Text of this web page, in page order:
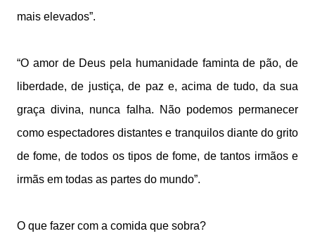
mais elevados”.
“O amor de Deus pela humanidade faminta de pão, de
liberdade, de justiça, de paz e, acima de tudo, da sua
graça divina, nunca falha. Não podemos permanecer
como espectadores distantes e tranquilos diante do grito
de fome, de todos os tipos de fome, de tantos irmãos e
irmãs em todas as partes do mundo”.
O que fazer com a comida que sobra?